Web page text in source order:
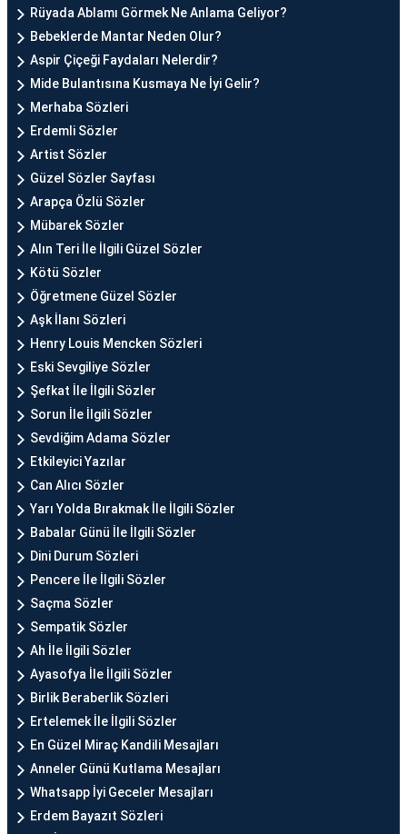
Rüyada Ablamı Görmek Ne Anlama Geliyor?
Bebeklerde Mantar Neden Olur?
Aspir Çiçeği Faydaları Nelerdir?
Mide Bulantısına Kusmaya Ne İyi Gelir?
Merhaba Sözleri
Erdemli Sözler
Artist Sözler
Güzel Sözler Sayfası
Arapça Özlü Sözler
Mübarek Sözler
Alın Teri İle İlgili Güzel Sözler
Kötü Sözler
Öğretmene Güzel Sözler
Aşk İlanı Sözleri
Henry Louis Mencken Sözleri
Eski Sevgiliye Sözler
Şefkat İle İlgili Sözler
Sorun İle İlgili Sözler
Sevdiğim Adama Sözler
Etkileyici Yazılar
Can Alıcı Sözler
Yarı Yolda Bırakmak İle İlgili Sözler
Babalar Günü İle İlgili Sözler
Dini Durum Sözleri
Pencere İle İlgili Sözler
Saçma Sözler
Sempatik Sözler
Ah İle İlgili Sözler
Ayasofya İle İlgili Sözler
Birlik Beraberlik Sözleri
Ertelemek İle İlgili Sözler
En Güzel Miraç Kandili Mesajları
Anneler Günü Kutlama Mesajları
Whatsapp İyi Geceler Mesajları
Erdem Bayazıt Sözleri